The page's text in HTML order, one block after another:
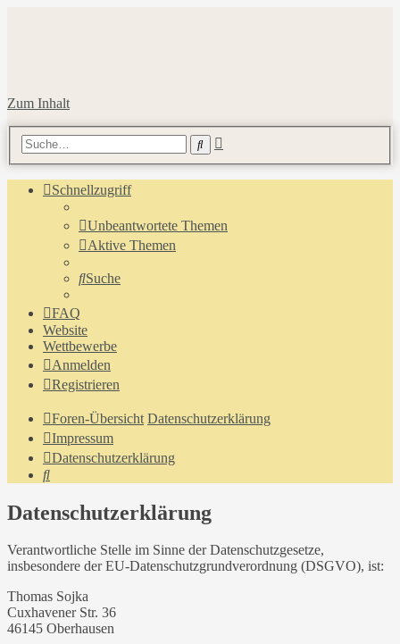
Zum Inhalt
Suche
Schnellzugriff
Unbeantwortete Themen
Aktive Themen
Suche
FAQ
Website
Wettbewerbe
Anmelden
Registrieren
Foren-Übersicht Datenschutzerklärung
Impressum
Datenschutzerklärung
Suche
Datenschutzerklärung
Verantwortliche Stelle im Sinne der Datenschutzgesetze,
insbesondere der EU-Datenschutzgrundverordnung (DSGVO), ist:
Thomas Sojka
Cuxhavener Str. 36
46145 Oberhausen